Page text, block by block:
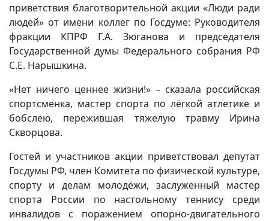
приветствия благотворительной акции «Люди ради
людей» от имени коллег по Госдуме: Руководителя
фракции КПРФ Г.А. Зюганова и председателя
Государственной думы Федерального собрания РФ
С.Е. Нарышкина.
«Нет ничего ценнее жизни!» – сказала российская
спортсменка, мастер спорта по лёгкой атлетике и
бобслею, пережившая тяжелую травму Ирина
Скворцова.
Гостей и участников акции приветствовал депутат
Госдумы РФ, член Комитета по физической культуре,
спорту и делам молодёжи, заслуженный мастер
спорта России по настольному теннису среди
инвалидов с поражением опорно-двигательного